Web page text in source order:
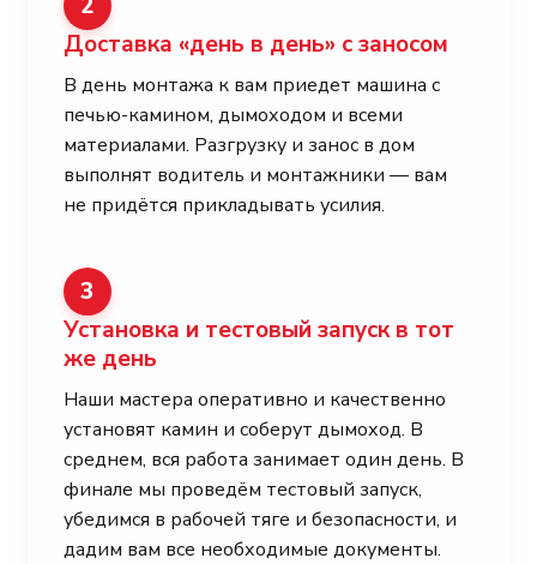
Доставка «день в день» с заносом
В день монтажа к вам приедет машина с
печью-камином, дымоходом и всеми
материалами. Разгрузку и занос в дом
выполнят водитель и монтажники — вам
не придётся прикладывать усилия.
3
Установка и тестовый запуск в тот
же день
Наши мастера оперативно и качественно
установят камин и соберут дымоход. В
среднем, вся работа занимает один день. В
финале мы проведём тестовый запуск,
убедимся в рабочей тяге и безопасности, и
дадим вам все необходимые документы.